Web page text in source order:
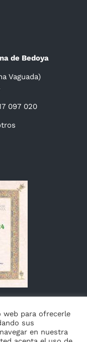
de Bedoya
Vaguada)
097 020
para ofrecerle
sus
en nuestra